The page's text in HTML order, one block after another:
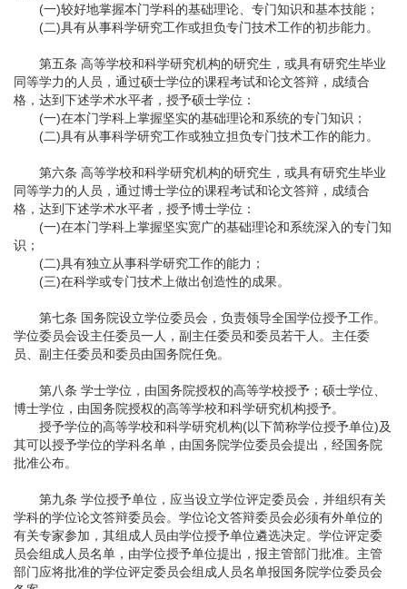
(一)较好地掌握本门学科的基础理论、专门知识和基本技能；
(二)具有从事科学研究工作或担负专门技术工作的初步能力。
第五条 高等学校和科学研究机构的研究生，或具有研究生毕业
同等学力的人员，通过硕士学位的课程考试和论文答辩，成绩合
格，达到下述学术水平者，授予硕士学位：
(一)在本门学科上掌握坚实的基础理论和系统的专门知识；
(二)具有从事科学研究工作或独立担负专门技术工作的能力。
第六条 高等学校和科学研究机构的研究生，或具有研究生毕业
同等学力的人员，通过博士学位的课程考试和论文答辩，成绩合
格，达到下述学术水平者，授予博士学位：
(一)在本门学科上掌握坚实宽广的基础理论和系统深入的专门知
识；
(二)具有独立从事科学研究工作的能力；
(三)在科学或专门技术上做出创造性的成果。
第七条 国务院设立学位委员会，负责领导全国学位授予工作。
学位委员会设主任委员一人，副主任委员和委员若干人。主任委
员、副主任委员和委员由国务院任免。
第八条 学士学位，由国务院授权的高等学校授予；硕士学位、
博士学位，由国务院授权的高等学校和科学研究机构授予。
授予学位的高等学校和科学研究机构(以下简称学位授予单位)及
其可以授予学位的学科名单，由国务院学位委员会提出，经国务院
批准公布。
第九条 学位授予单位，应当设立学位评定委员会，并组织有关
学科的学位论文答辩委员会。学位论文答辩委员会必须有外单位的
有关专家参加，其组成人员由学位授予单位遴选决定。学位评定委
员会组成人员名单，由学位授予单位提出，报主管部门批准。主管
部门应将批准的学位评定委员会组成人员名单报国务院学位委员会